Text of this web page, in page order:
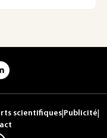
scientifiques Publicité